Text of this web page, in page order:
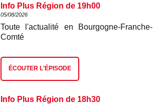
Info Plus Région de 19h00
05/08/2026
Toute l'actualité en Bourgogne-Franche-
Comté
ÉCOUTER L'ÉPISODE
Info Plus Région de 18h30